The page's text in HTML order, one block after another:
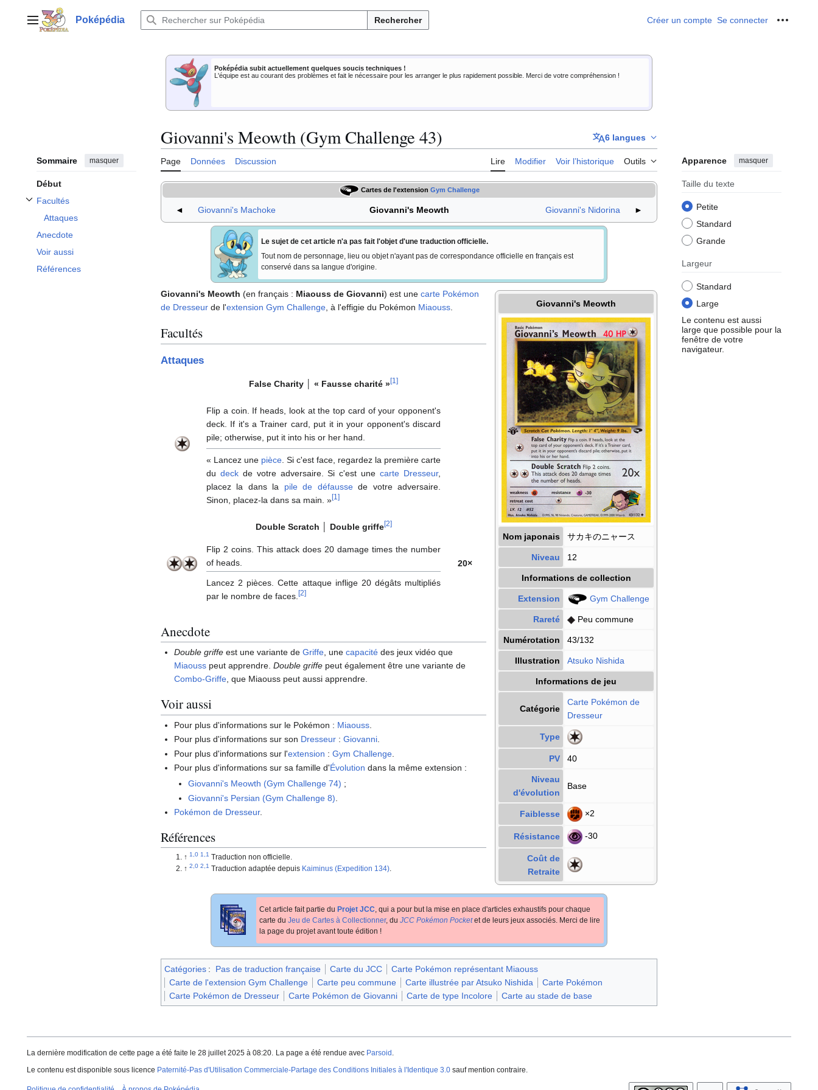
contenuMenu principalPoképédia Rechercher Créer un compte Se connecter Outils
Poképédia subit actuellement quelques soucis techniques !
L'équipe est au courant des problèmes et fait le nécessaire pour les arranger le plus rapidement possible. Merci de votre compréhension !
Sommaire masquer
Début
Facultés
Afficher / masquer la sous-section Facultés
Attaques
Anecdote
Voir aussi
Références
Giovanni's Meowth (Gym Challenge 43) 6 langues
Page Données Discussion Lire Modifier Voir l’historique Outils Apparence masquer
Taille du texte
Petite
Standard
Grande
Largeur
Standard
Large
Le contenu est aussi
large que possible pour la
fenêtre de votre
navigateur.
Cartes de l'extension Gym Challenge
◄ Giovanni's Machoke Giovanni's Meowth Giovanni's Nidorina ►
Le sujet de cet article n'a pas fait l'objet d'une traduction officielle.
Tout nom de personnage, lieu ou objet n'ayant pas de correspondance officielle en français est
conservé dans sa langue d'origine.
Giovanni's Meowth
Nom japonais サカキのニャース
Niveau 12
Informations de collection
Extension Gym Challenge
Rareté Peu commune
Numérotation 43/132
Illustration Atsuko Nishida
Informations de jeu
Catégorie
Carte Pokémon de
Dresseur
Type
PV 40
Niveau
d'évolution
Base
Faiblesse ×2
Résistance -30
Coût de
Retraite
Giovanni's Meowth (en français : Miaouss de Giovanni) est une carte Pokémon
de Dresseur de l'extension Gym Challenge , à l'effigie du Pokémon Miaouss
Facultés
Attaques
False Charity « Fausse charité »[1 ]
Flip a coin. If heads, look at the top card of your opponent's
deck. If it's a Trainer card, put it in your opponent's discard
pile; otherwise, put it into his or her hand.
« Lancez une pièce . Si c'est face, regardez la première carte
du deckde votre adversaire. Si c'est unecarte Dresseur,
placez la dans la pile de défaussede votre adversaire.
Sinon, placez-la dans sa main. »[1 ]
Double Scratch Double griffe[2]
20×
Flip 2 coins. This attack does 20 damage times the number
of heads.
Lancez 2 pièces. Cette attaque inflige 20 dégâts multipliés
par le nombre de faces. [2]
Anecdote
Double griffe est une variante deGriffe, unecapacité des jeux vidéo que
Miaouss peut apprendre.Double griffe peut également être une variante de
Combo-Griffe, que Miaouss peut aussi apprendre.
Voir aussi
Pour plus d'informations sur le Pokémon : Miaouss
Pour plus d'informations sur son Dresseur :Giovanni.
Pour plus d'informations sur l'extension :Gym Challenge
Pour plus d'informations sur sa famille d'Évolution dans la même extension :
Giovanni's Meowth (Gym Challenge 74) ;
Giovanni's Persian (Gym Challenge 8)
Pokémon de Dresseur.
Références
Traduction non officielle.
Traduction adaptée depuis Kaiminus (Expedition 134)
Cet article fait partie du Projet JCC, qui a pour but la mise en place d'articles exhaustifs pour chaque
carte du Jeu de Cartes à Collectionner, du JCC Pokémon Pocketet de leurs jeux associés. Merci de lire
la page du projet avant toute édition !
Catégories : Pas de traduction française Carte du JCC
Carte Pokémon représentant Miaouss
Carte de l'extension Gym Challenge
Carte peu commune Carte illustrée par Atsuko Nishida
Carte Pokémon
Carte Pokémon de Dresseur
Carte Pokémon de Giovanni Carte de type Incolore Carte au stade de base
La dernière modification de cette page a été faite le 28 juillet 2025 à 08:20. La page a été rendue avec Parsoid
Le contenu est disponible sous licence Paternité-Pas d'Utilisation Commerciale-Partage des Conditions Initiales à l'Identique 3.0 sauf mention contraire.